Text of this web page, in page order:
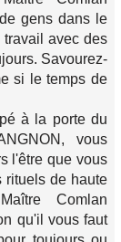
gens dans le
travail avec des
Savourez-
si le temps de
à la porte du
vous
l'être que vous
rituels de haute
Comlan
qu'il vous faut